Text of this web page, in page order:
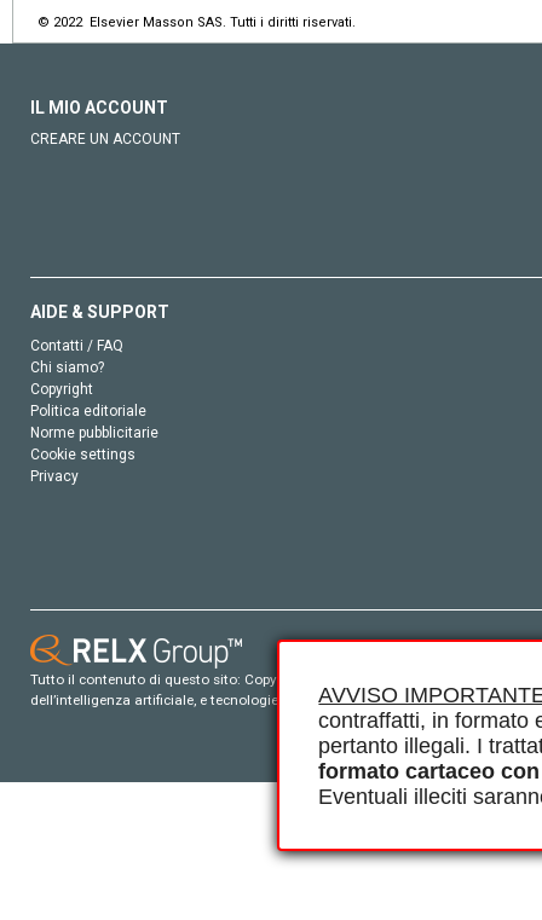
AVVISO
contraffatti, in formato
pertanto illegali. I
formato cartaceo
Eventuali illeciti
© 2022 Elsevier Masson SAS. Tutti i diritti riservati.
IL MIO ACCOUNT
CREARE UN ACCOUNT
AIDE & SUPPORT
Contatti / FAQ
Chi siamo?
Copyright
Politica editoriale
Norme pubblicitarie
Cookie settings
Privacy
Tutto il contenuto di questo sito: Copyright © 2026 Elsevier, i suoi
dell’intelligenza artificiale, e tecnologie simili. Per tutto il contenuto ‘open